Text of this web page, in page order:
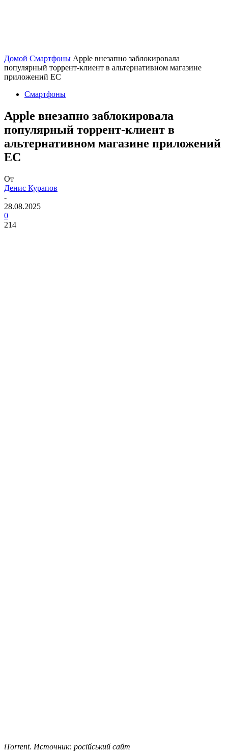
Домой Смартфоны Apple внезапно заблокировала
популярный торрент-клиент в альтернативном магазине
приложений ЕС
Смартфоны
Apple внезапно заблокировала
популярный торрент-клиент в
альтернативном магазине приложений
ЕС
От
Денис Курапов
-
28.08.2025
0
214
iTorrent. Источник: російський сайт